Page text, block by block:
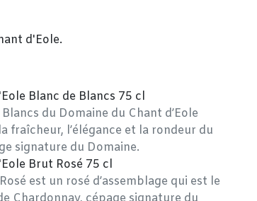
d'Eole.
Blanc de Blancs 75 cl
du Domaine du Chant d’Eole
fraîcheur, l’élégance et la rondeur du
signature du Domaine.
Brut Rosé 75 cl
est un rosé d’assemblage qui est le